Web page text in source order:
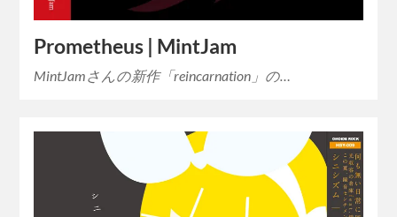
Prometheus | MintJam
MintJamさんの新作「reincarnation」の…